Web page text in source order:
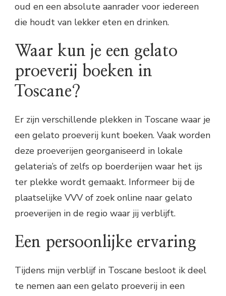
oud en een absolute aanrader voor iedereen
die houdt van lekker eten en drinken.
Waar kun je een gelato
proeverij boeken in
Toscane?
Er zijn verschillende plekken in Toscane waar je
een gelato proeverij kunt boeken. Vaak worden
deze proeverijen georganiseerd in lokale
gelateria’s of zelfs op boerderijen waar het ijs
ter plekke wordt gemaakt. Informeer bij de
plaatselijke VVV of zoek online naar gelato
proeverijen in de regio waar jij verblijft.
Een persoonlijke ervaring
Tijdens mijn verblijf in Toscane besloot ik deel
te nemen aan een gelato proeverij in een